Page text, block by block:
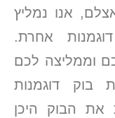
אנו נמליץ
אחרת.
וממליצה לכם
בוק דוגמנות
את הבוק היכן